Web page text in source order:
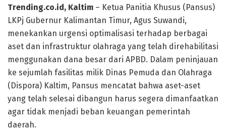
Trending.co.id, Kaltim – Ketua Panitia Khusus (Pansus)
LKPj Gubernur Kalimantan Timur, Agus Suwandi,
menekankan urgensi optimalisasi terhadap berbagai
aset dan infrastruktur olahraga yang telah direhabilitasi
menggunakan dana besar dari APBD. Dalam peninjauan
ke sejumlah fasilitas milik Dinas Pemuda dan Olahraga
(Dispora) Kaltim, Pansus mencatat bahwa aset-aset
yang telah selesai dibangun harus segera dimanfaatkan
agar tidak menjadi beban keuangan pemerintah
daerah.